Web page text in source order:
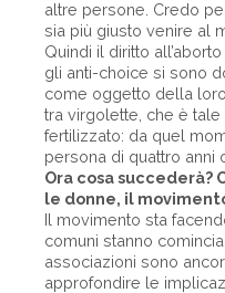
altre persone. Credo
sia più giusto venire al
Quindi il diritto
gli anti-choice si sono
come oggetto della
tra virgolette, che è tale
fertilizzato: da quel
persona di quattro anni
Ora cosa succederà?
le donne, il
Il movimento sta
comuni stanno
associazioni sono
approfondire le